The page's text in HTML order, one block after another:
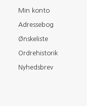
Min konto
Adressebog
Ønskeliste
Ordrehistorik
Nyhedsbrev